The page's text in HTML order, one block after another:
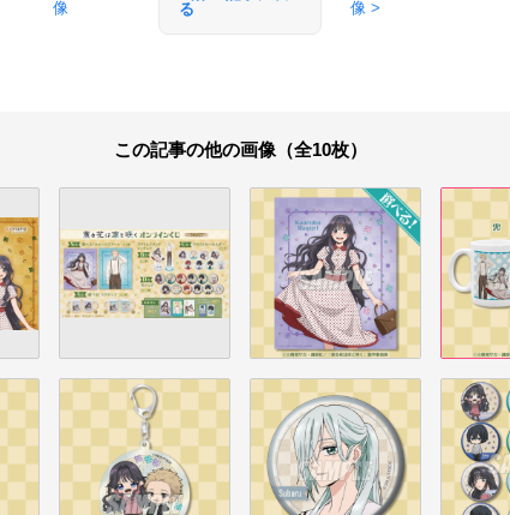
像
る
像 >
この記事の他の画像（全10枚）